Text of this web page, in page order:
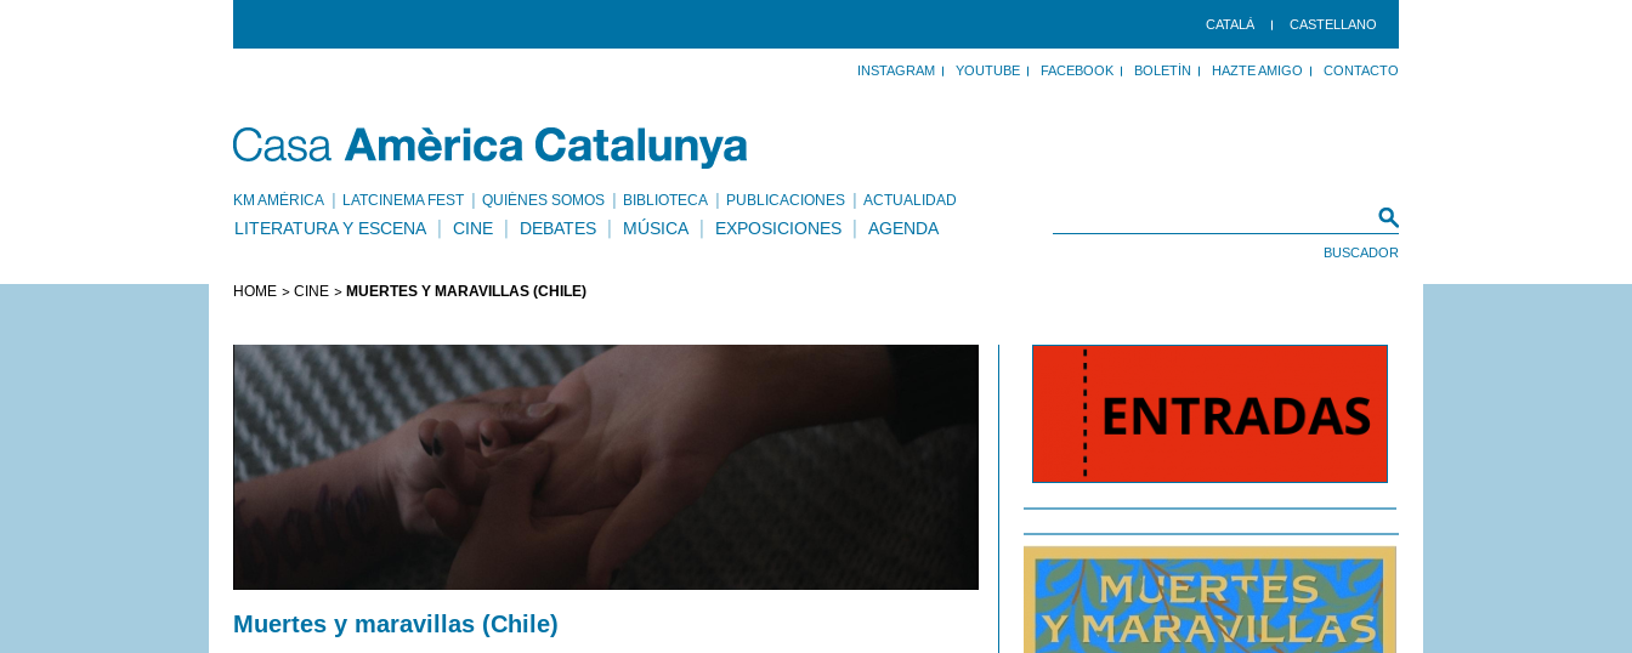
CATALÀ CASTELLANO
INSTAGRAM YOUTUBE FACEBOOK BOLETÍN HAZTE AMIGO CONTACTO
KM AMÈRICA LATCINEMA FEST QUIÉNES SOMOS BIBLIOTECA PUBLICACIONES ACTUALIDAD
LITERATURA Y ESCENA CINE DEBATES MÚSICA EXPOSICIONES AGENDA
HOME CINE MUERTES Y MARAVILLAS (CHILE)
Muertes y maravillas (Chile)